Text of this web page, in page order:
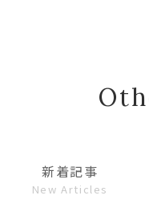
新着記事
New Articles